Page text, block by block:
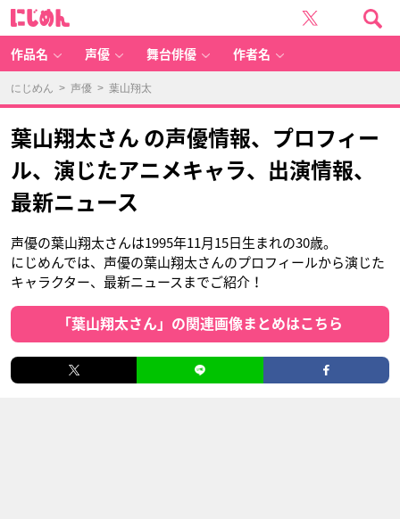
作品名 声優 舞台俳優 作者名
にじめん > 声優 > 葉山翔太
葉山翔太さん の声優情報、プロフィー
ル、演じたアニメキャラ、出演情報、
最新ニュース
声優の葉山翔太さんは1995年11月15日生まれの30歳。
にじめんでは、声優の葉山翔太さんのプロフィールから演じた
キャラクター、最新ニュースまでご紹介！
「葉山翔太さん」の関連画像まとめはこちら